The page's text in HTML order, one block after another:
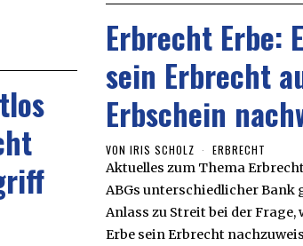
Erbrecht Erbe:
sein Erbrecht
Erbschein
VON IRIS SCHOLZ ERBRECHT
Aktuelles zum Thema
ABGs unterschiedlicher Bank
Anlass zu Streit bei der Frage,
Erbe sein Erbrecht